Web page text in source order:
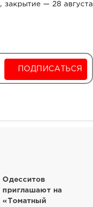
закрытие — 28 августа
ПОДПИСАТЬСЯ
Одесситов
приглашают на
«Томатный